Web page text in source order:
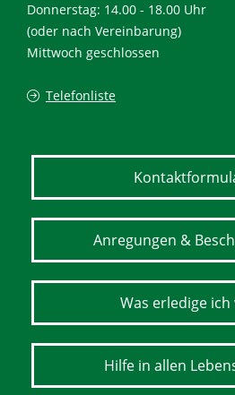
Donnerstag: 14.00 - 18.00 Uhr
(oder nach Vereinbarung)
Mittwoch geschlossen
Telefonliste
Anregungen &
Was erledige ich
Hilfe in allen